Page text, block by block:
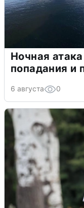
Ночная
попадания и
6 августа 0